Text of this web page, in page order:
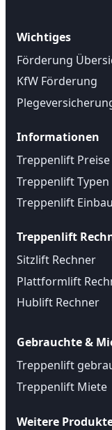
Wichtiges
Förderung
KfW Förderung
Informationen
Treppenlift Preise
Treppenlift Typen
Treppenlift Einbau
Treppenlift
Sitzlift Rechner
Plattformlift
Hublift Rechner
Gebrauchte &
Treppenlift
Treppenlift Miete
Weitere